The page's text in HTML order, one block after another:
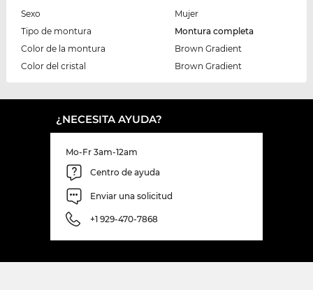
Sexo
Mujer
Tipo de montura
Montura completa
Color de la montura
Brown Gradient
Color del cristal
Brown Gradient
¿NECESITA AYUDA?
Mo-Fr 3am-12am
Centro de ayuda
Enviar una solicitud
+1 929-470-7868